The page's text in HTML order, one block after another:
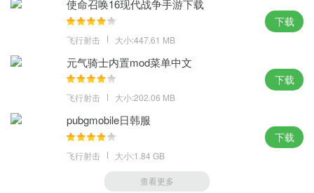
使命召唤16现代战争手游下载
飞行射击 大小:447.61 MB
下载
元气骑士内置mod菜单中文
飞行射击 大小:202.06 MB
下载
pubgmobile日韩服
飞行射击 大小:1.84 GB
下载
查看更多